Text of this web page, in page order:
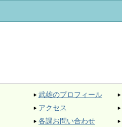
武雄のプロフィール
アクセス
各課お問い合わせ